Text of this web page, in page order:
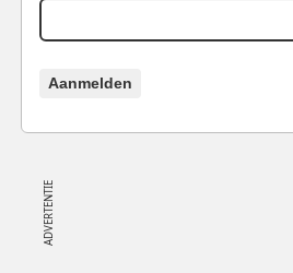
Aanmelden